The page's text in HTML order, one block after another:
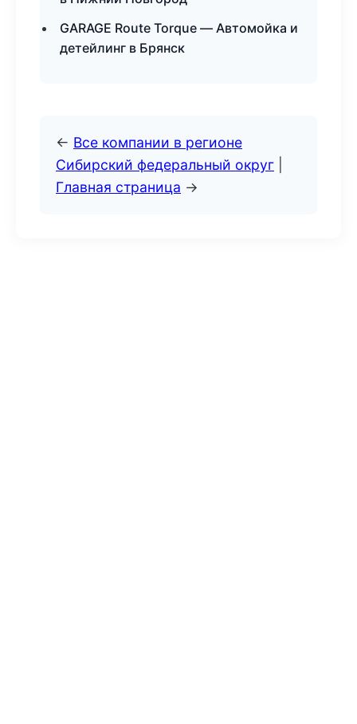
GARAGE Route Torque — Автомойка и
детейлинг в Брянск
← Все компании в регионе
Сибирский федеральный округ
Главная страница →